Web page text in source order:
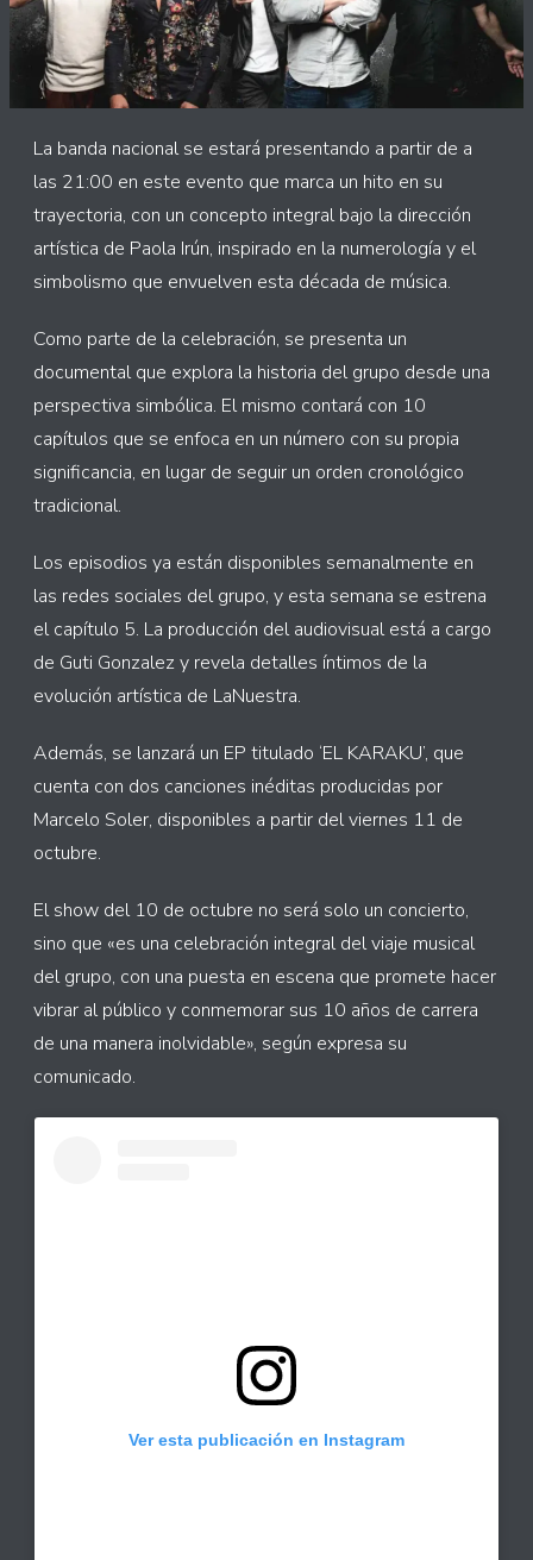
La banda nacional se estará presentando a partir de a
las 21:00 en este evento que marca un hito en su
trayectoria, con un concepto integral bajo la dirección
artística de Paola Irún, inspirado en la numerología y el
simbolismo que envuelven esta década de música.
Como parte de la celebración, se presenta un
documental que explora la historia del grupo desde una
perspectiva simbólica. El mismo contará con 10
capítulos que se enfoca en un número con su propia
significancia, en lugar de seguir un orden cronológico
tradicional.
Los episodios ya están disponibles semanalmente en
las redes sociales del grupo, y esta semana se estrena
el capítulo 5. La producción del audiovisual está a cargo
de Guti Gonzalez y revela detalles íntimos de la
evolución artística de LaNuestra.
Además, se lanzará un EP titulado ‘EL KARAKU’, que
cuenta con dos canciones inéditas producidas por
Marcelo Soler, disponibles a partir del viernes 11 de
octubre.
El show del 10 de octubre no será solo un concierto,
sino que «es una celebración integral del viaje musical
del grupo, con una puesta en escena que promete hacer
vibrar al público y conmemorar sus 10 años de carrera
de una manera inolvidable», según expresa su
comunicado.
Ver esta publicación en Instagram